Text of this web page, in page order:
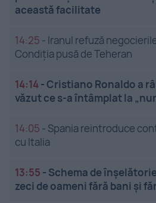
această facilitate
14:25 - Iranul refuză
Condiția pusă de Teheran
14:14-Cristiano Ronaldo a
văzut ce s-a întâmplat la
14:05 - Spania reintroduce
cu Italia
13:55 - Schema de
zeci de oameni fără bani și